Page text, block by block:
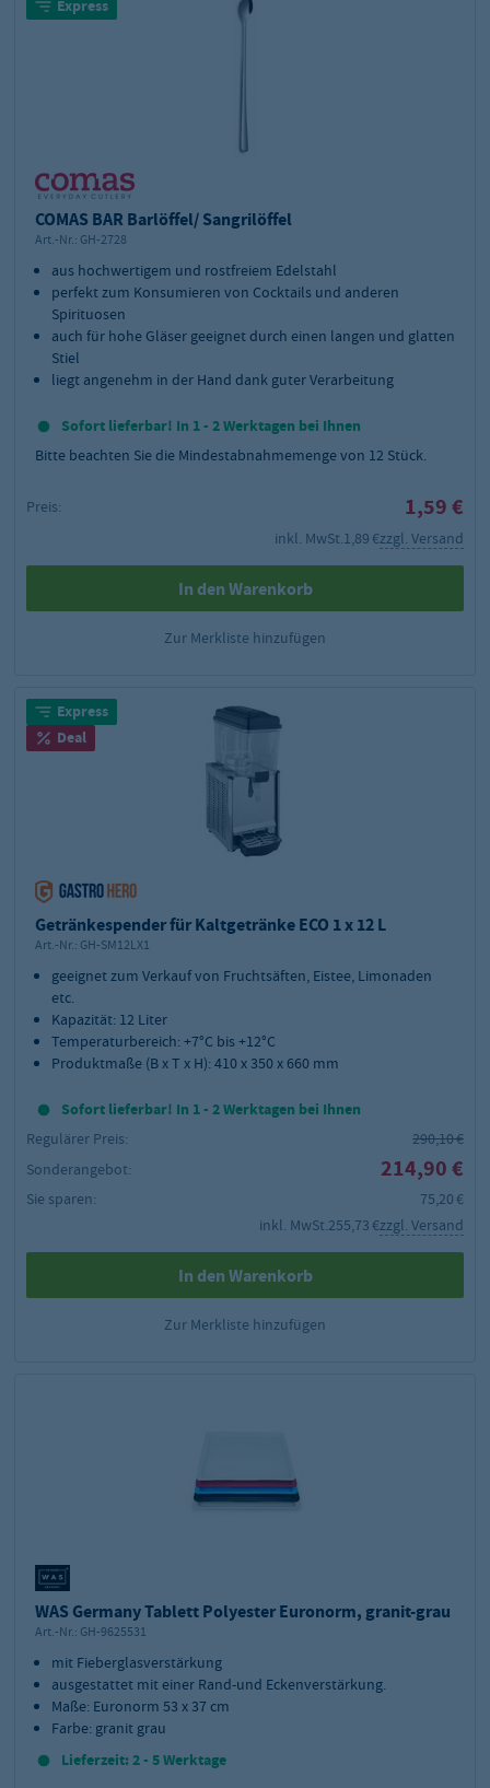
Express
COMAS BAR Barlöffel/ Sangrilöffel
Art.-Nr.: GH-2728
aus hochwertigem und rostfreiem Edelstahl
perfekt zum Konsumieren von Cocktails und anderen
Spirituosen
auch für hohe Gläser geeignet durch einen langen und glatten
Stiel
liegt angenehm in der Hand dank guter Verarbeitung
Sofort lieferbar! In 1 - 2 Werktagen bei Ihnen
Bitte beachten Sie die Mindestabnahmemenge von 12 Stück.
Preis: 1,59 €
inkl. MwSt.1,89 €zzgl. Versand
In den Warenkorb
Zur Merkliste hinzufügen
Express
Deal
Getränkespender für Kaltgetränke ECO 1 x 12 L
Art.-Nr.: GH-SM12LX1
geeignet zum Verkauf von Fruchtsäften, Eistee, Limonaden
etc.
Kapazität: 12 Liter
Temperaturbereich: +7°C bis +12°C
Produktmaße (B x T x H): 410 x 350 x 660 mm
Sofort lieferbar! In 1 - 2 Werktagen bei Ihnen
Regulärer Preis:
290,10 €
Sonderangebot:
214,90 €
Sie sparen:
75,20 €
inkl. MwSt.255,73 €zzgl. Versand
In den Warenkorb
Zur Merkliste hinzufügen
WAS Germany Tablett Polyester Euronorm, granit-grau
Art.-Nr.: GH-9625531
mit Fieberglasverstärkung
ausgestattet mit einer Rand-und Eckenverstärkung.
Maße: Euronorm 53 x 37 cm
Farbe: granit grau
Lieferzeit: 2 - 5 Werktage